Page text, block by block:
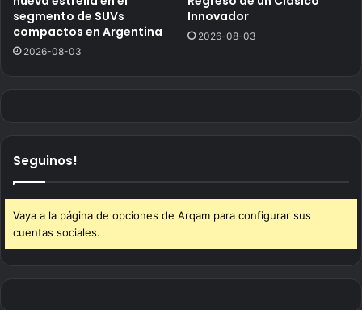
segmento de SUVs
compactos en Argentina
2026-08-03
Innovador
2026-08-03
Seguinos!
Vaya a la página de opciones de Arqam para configurar sus
cuentas sociales.